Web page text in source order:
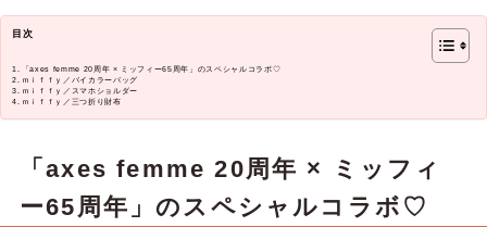
目次
「axes femme 20周年 × ミッフィー65周年」のスペシャルコラボ♡
ｍｉｆｆｙ／バイカラーバッグ
ｍｉｆｆｙ／スマホショルダー
ｍｉｆｆｙ／三つ折り財布
「axes femme 20周年 × ミッフィ
ー65周年」のスペシャルコラボ♡